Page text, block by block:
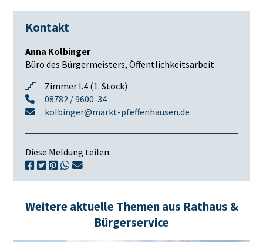
Kontakt
Anna Kolbinger
Büro des Bürgermeisters, Öffentlichkeitsarbeit
Zimmer I.4 (1. Stock)
08782 / 9600-34
kolbinger@markt-pfeffenhausen.de
Diese Meldung teilen:
Weitere aktuelle Themen aus Rathaus &
Bürgerservice